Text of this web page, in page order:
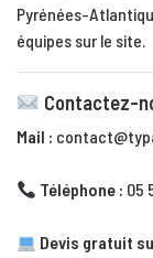
Pyrénées-
équipes sur le site.
Contactez-
Mail :
Téléphone : 05
Devis gratuit